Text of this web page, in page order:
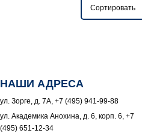
НАШИ АДРЕСА
ул. Зорге, д. 7А, +7 (495) 941-99-88
ул. Академика Анохина, д. 6, корп. 6, +7
(495) 651-12-34